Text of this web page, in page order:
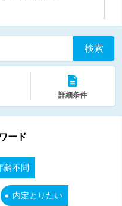
検索
詳細条件
ード
齢不問
内定とりたい